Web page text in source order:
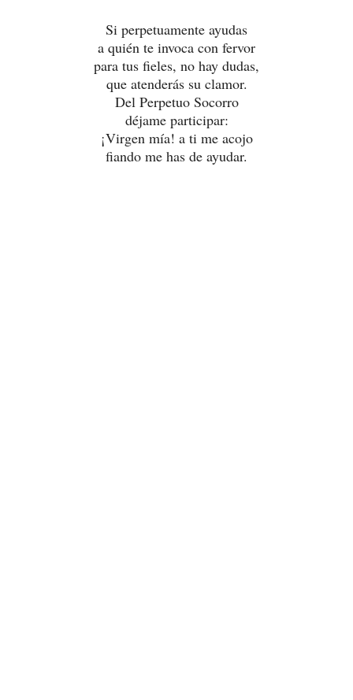
Si perpetuamente ayudas
a quién te invoca con fervor
para tus fieles, no hay dudas,
que atenderás su clamor.
Del Perpetuo Socorro
déjame participar:
¡Virgen mía! a ti me acojo
fiando me has de ayudar.